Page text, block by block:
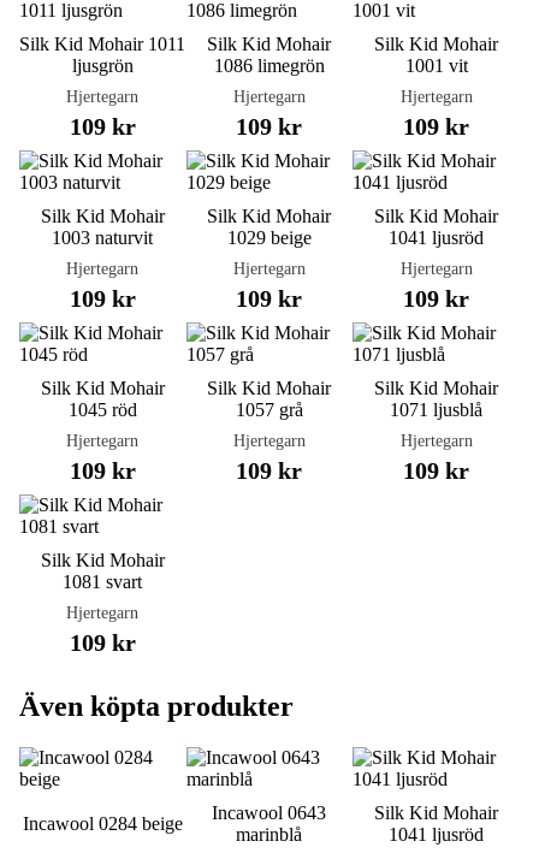
Silk Kid Mohair 1011
ljusgrön
Hjertegarn
109 kr
Silk Kid Mohair
1086 limegrön
Hjertegarn
109 kr
Silk Kid Mohair
1001 vit
Hjertegarn
109 kr
Silk Kid Mohair
1003 naturvit
Hjertegarn
109 kr
Silk Kid Mohair
1029 beige
Hjertegarn
109 kr
Silk Kid Mohair
1041 ljusröd
Hjertegarn
109 kr
Silk Kid Mohair
1045 röd
Hjertegarn
109 kr
Silk Kid Mohair
1057 grå
Hjertegarn
109 kr
Silk Kid Mohair
1071 ljusblå
Hjertegarn
109 kr
Silk Kid Mohair
1081 svart
Hjertegarn
109 kr
Även köpta produkter
Incawool 0284 beige
Incawool 0643
marinblå
Silk Kid Mohair
1041 ljusröd